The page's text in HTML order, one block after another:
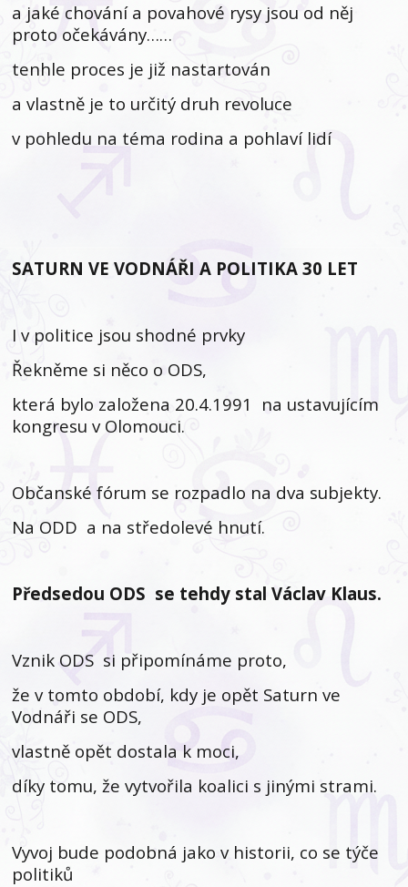
a jaké chování a povahové rysy jsou od něj
proto očekávány……
tenhle proces je již nastartován
a vlastně je to určitý druh revoluce
v pohledu na téma rodina a pohlaví lidí
SATURN VE VODNÁŘI A POLITIKA 30 LET
I v politice jsou shodné prvky
Řekněme si něco o ODS,
která bylo založena 20.4.1991 na ustavujícím
kongresu v Olomouci.
Občanské fórum se rozpadlo na dva subjekty.
Na ODD a na středolevé hnutí.
Předsedou ODS se tehdy stal Václav Klaus.
Vznik ODS si připomínáme proto,
že v tomto období, kdy je opět Saturn ve
Vodnáři se ODS,
vlastně opět dostala k moci,
díky tomu, že vytvořila koalici s jinými strami.
Vyvoj bude podobná jako v historii, co se týče
politiků